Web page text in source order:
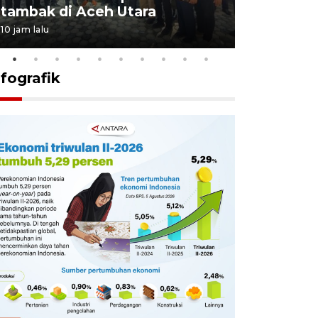
tambak di Aceh Utara
10 jam lalu